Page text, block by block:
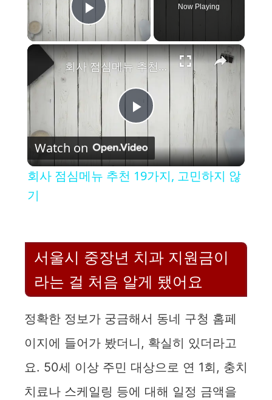
Play Video
Now Playing
×
P
l
V
d
e
회사 점심메뉴 추천 19가지, 고민하지 않기
Watch on
회사 점심메뉴 추천 19가지, 고민하지 않
기
서울시 중장년 치과 지원금이
라는 걸 처음 알게 됐어요
정확한 정보가 궁금해서 동네 구청 홈페
이지에 들어가 봤더니, 확실히 있더라고
요. 50세 이상 주민 대상으로 연 1회, 충치
치료나 스케일링 등에 대해 일정 금액을